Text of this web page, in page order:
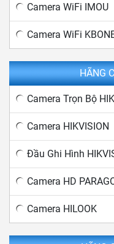
Camera WiFi IMOU
Camera WiFi
HÃNG
Camera Trọn Bộ
Camera HIKVISION
Đầu Ghi Hình
Camera HD
Camera HILOOK